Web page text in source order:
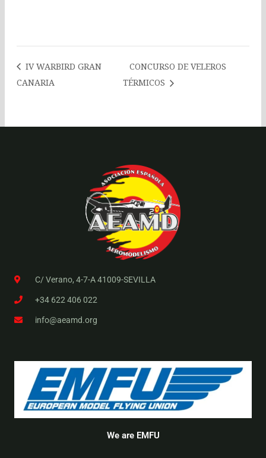
IV WARBIRD GRAN
CANARIA
CONCURSO DE VELEROS
TÉRMICOS
C/ Verano, 4-7-A 41009-SEVILLA
+34 622 406 022
info@aeamd.org
We are EMFU